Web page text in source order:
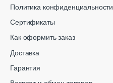
Политика конфиденциальности
Сертификаты
Как оформить заказ
Доставка
Гарантия